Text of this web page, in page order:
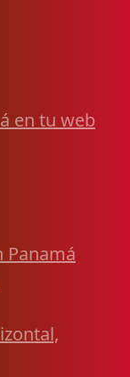
en tu web
Panamá